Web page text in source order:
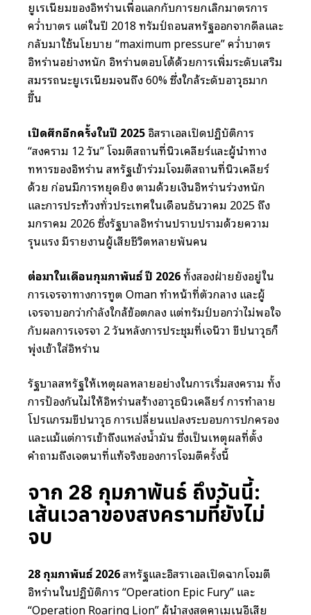
ยูเรเนียมของอิหร่านเพื่อแลกกับการยกเลิกมาตรการ
คว่ำบาตร แต่ในปี 2018 ทรัมป์ถอนสหรัฐออกจากดีลและ
กลับมาใช้นโยบาย “maximum pressure” คว่ำบาตร
อิหร่านอย่างหนัก อิหร่านตอบโต้ด้วยการเพิ่มระดับเสริม
สมรรถนะยูเรเนียมจนถึง 60% ซึ่งใกล้ระดับอาวุธมาก
ขึ้น
เปิดศึกอีกครั้งในปี 2025อิสราเอลเปิดปฏิบัติการ
“สงคราม 12 วัน” โจมตีสถานที่นิวเคลียร์และผู้นำทาง
ทหารของอิหร่าน สหรัฐเข้าร่วมโจมตีสถานที่นิวเคลียร์
ด้วย ก่อนมีการหยุดยิง ตามด้วยเงินอิหร่านร่วงหนัก
และการประท้วงทั่วประเทศในเดือนธันวาคม 2025 ถึง
มกราคม 2026 ซึ่งรัฐบาลอิหร่านปราบปรามด้วยความ
รุนแรง มีรายงานผู้เสียชีวิตหลายพันคน
ต่อมาในเดือนกุมภาพันธ์ ปี 2026ทั้งสองฝ่ายยังอยู่ใน
การเจรจาทางการทูต Oman ทำหน้าที่ตัวกลาง และผู้
เจรจาบอกว่ากำลังใกล้ข้อตกลง แต่ทรัมป์บอกว่าไม่พอใจ
กับผลการเจรจา 2 วันหลังการประชุมที่เจนีวา ขีปนาวุธก็
พุ่งเข้าใส่อิหร่าน
รัฐบาลสหรัฐให้เหตุผลหลายอย่างในการเริ่มสงคราม ทั้ง
การป้องกันไม่ให้อิหร่านสร้างอาวุธนิวเคลียร์ การทำลาย
โปรแกรมขีปนาวุธ การเปลี่ยนแปลงระบอบการปกครอง
และแม้แต่การเข้าถึงแหล่งน้ำมัน ซึ่งเป็นเหตุผลที่ตั้ง
คำถามถึงเจตนาที่แท้จริงของการโจมตีครั้งนี้
จาก 28 กุมภาพันธ์ ถึงวันนี้:
เส้นเวลาของสงครามที่ยังไม่
จบ
28 กุมภาพันธ์ 2026สหรัฐและอิสราเอลเปิดฉากโจมตี
อิหร่านในปฏิบัติการ “Operation Epic Fury” และ
“Operation Roaring Lion” ผู้นำสูงสุดคาเมเนอีเสีย